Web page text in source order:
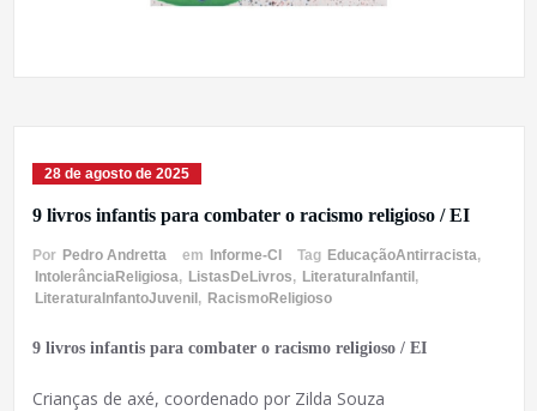
28 de agosto de 2025
9 livros infantis para combater o racismo religioso / EI
Por Pedro Andretta em Informe-CI Tag EducaçãoAntirracista,
IntolerânciaReligiosa, ListasDeLivros, LiteraturaInfantil,
LiteraturaInfantoJuvenil, RacismoReligioso
9 livros infantis para combater o racismo religioso / EI
Crianças de axé, coordenado por Zilda Souza